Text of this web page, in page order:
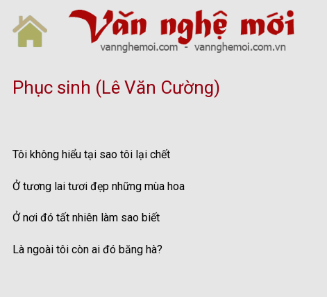
content
Phục sinh (Lê Văn Cường)
Tôi không hiểu tại sao tôi lại chết
Ở tương lai tươi đẹp những mùa hoa
Ở nơi đó tất nhiên làm sao biết
Là ngoài tôi còn ai đó băng hà?